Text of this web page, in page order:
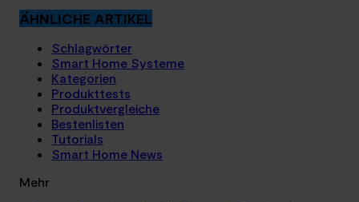
ÄHNLICHE ARTIKEL
Schlagwörter
Smart Home Systeme
Kategorien
Produkttests
Produktvergleiche
Bestenlisten
Tutorials
Smart Home News
Mehr